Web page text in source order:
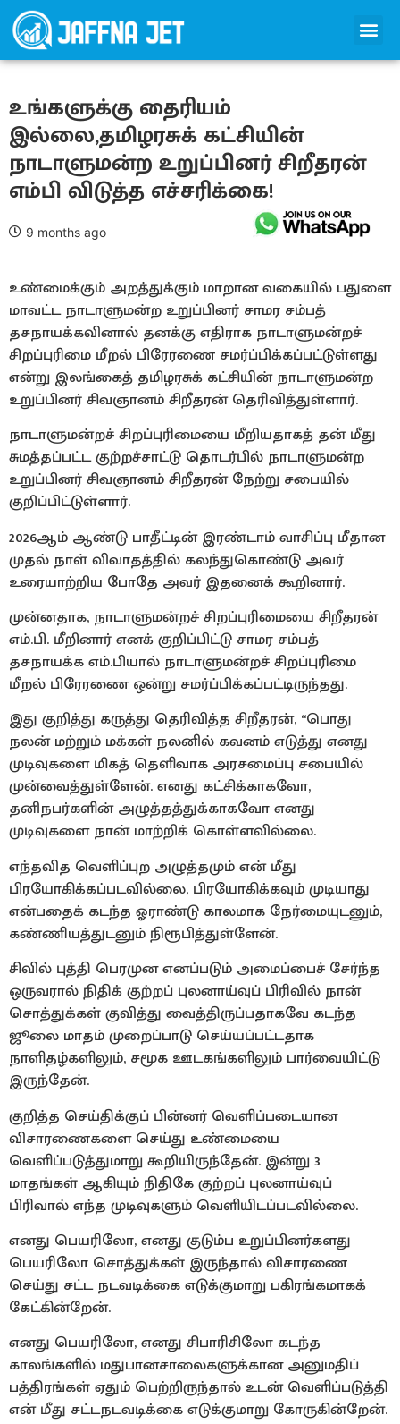
உங்களுக்கு தைரியம்
இல்லை,தமிழரசுக் கட்சியின்
நாடாளுமன்ற உறுப்பினர் சிறீதரன்
எம்பி விடுத்த எச்சரிக்கை!
9 months ago
உண்மைக்கும் அறத்துக்கும் மாறான வகையில் பதுளை
மாவட்ட நாடாளுமன்ற உறுப்பினர் சாமர சம்பத்
தசநாயக்கவினால் தனக்கு எதிராக நாடாளுமன்றச்
சிறப்புரிமை மீறல் பிரேரணை சமர்ப்பிக்கப்பட்டுள்ளது
என்று இலங்கைத் தமிழரசுக் கட்சியின் நாடாளுமன்ற
உறுப்பினர் சிவஞானம் சிறீதரன் தெரிவித்துள்ளார்.
நாடாளுமன்றச் சிறப்புரிமையை மீறியதாகத் தன் மீது
சுமத்தப்பட்ட குற்றச்சாட்டு தொடர்பில் நாடாளுமன்ற
உறுப்பினர் சிவஞானம் சிறீதரன் நேற்று சபையில்
குறிப்பிட்டுள்ளார்.
2026ஆம் ஆண்டு பாதீட்டின் இரண்டாம் வாசிப்பு மீதான
முதல் நாள் விவாதத்தில் கலந்துகொண்டு அவர்
உரையாற்றிய போதே அவர் இதனைக் கூறினார்.
முன்னதாக, நாடாளுமன்றச் சிறப்புரிமையை சிறீதரன்
எம்.பி. மீறினார் எனக் குறிப்பிட்டு சாமர சம்பத்
தசநாயக்க எம்.பியால் நாடாளுமன்றச் சிறப்புரிமை
மீறல் பிரேரணை ஒன்று சமர்ப்பிக்கப்பட்டிருந்தது.
இது குறித்து கருத்து தெரிவித்த சிறீதரன், “பொது
நலன் மற்றும் மக்கள் நலனில் கவனம் எடுத்து எனது
முடிவுகளை மிகத் தெளிவாக அரசமைப்பு சபையில்
முன்வைத்துள்ளேன். எனது கட்சிக்காகவோ,
தனிநபர்களின் அழுத்தத்துக்காகவோ எனது
முடிவுகளை நான் மாற்றிக் கொள்ளவில்லை.
எந்தவித வெளிப்புற அழுத்தமும் என் மீது
பிரயோகிக்கப்படவில்லை, பிரயோகிக்கவும் முடியாது
என்பதைக் கடந்த ஓராண்டு காலமாக நேர்மையுடனும்,
கண்ணியத்துடனும் நிரூபித்துள்ளேன்.
சிவில் புத்தி பெரமுன எனப்படும் அமைப்பைச் சேர்ந்த
ஒருவரால் நிதிக் குற்றப் புலனாய்வுப் பிரிவில் நான்
சொத்துக்கள் குவித்து வைத்திருப்பதாகவே கடந்த
ஜூலை மாதம் முறைப்பாடு செய்யப்பட்டதாக
நாளிதழ்களிலும், சமூக ஊடகங்களிலும் பார்வையிட்டு
இருந்தேன்.
குறித்த செய்திக்குப் பின்னர் வெளிப்படையான
விசாரணைகளை செய்து உண்மையை
வெளிப்படுத்துமாறு கூறியிருந்தேன். இன்று 3
மாதங்கள் ஆகியும் நிதிகே குற்றப் புலனாய்வுப்
பிரிவால் எந்த முடிவுகளும் வெளியிடப்படவில்லை.
எனது பெயரிலோ, எனது குடும்ப உறுப்பினர்களது
பெயரிலோ சொத்துக்கள் இருந்தால் விசாரணை
செய்து சட்ட நடவடிக்கை எடுக்குமாறு பகிரங்கமாகக்
கேட்கின்றேன்.
எனது பெயரிலோ, எனது சிபாரிசிலோ கடந்த
காலங்களில் மதுபானசாலைகளுக்கான அனுமதிப்
பத்திரங்கள் ஏதும் பெற்றிருந்தால் உடன் வெளிப்படுத்தி
என் மீது சட்டநடவடிக்கை எடுக்குமாறு கோருகின்றேன்.